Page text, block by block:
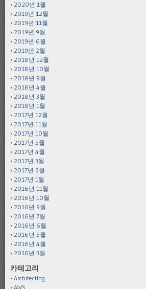
2020년 1월
2019년 12월
2019년 11월
2019년 9월
2019년 6월
2019년 2월
2018년 12월
2018년 10월
2018년 9월
2018년 4월
2018년 3월
2018년 1월
2017년 12월
2017년 11월
2017년 10월
2017년 5월
2017년 4월
2017년 3월
2017년 2월
2017년 1월
2016년 11월
2016년 10월
2016년 9월
2016년 7월
2016년 6월
2016년 5월
2016년 4월
2016년 3월
카테고리
Architecting
AWS